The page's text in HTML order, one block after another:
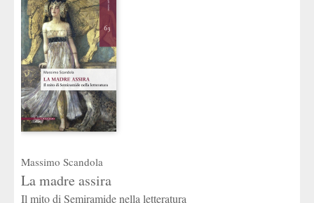
Massimo Scandola
La madre assira
Il mito di Semiramide nella letteratura